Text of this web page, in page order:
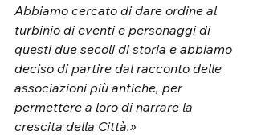
Abbiamo cercato di dare ordine al
turbinio di eventi e personaggi di
questi due secoli di storia e abbiamo
deciso di partire dal racconto delle
associazioni più antiche, per
permettere a loro di narrare la
crescita della Città.»